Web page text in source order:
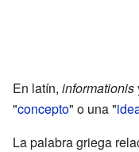
En latín, informationis
"concepto" o una "
La palabra griega